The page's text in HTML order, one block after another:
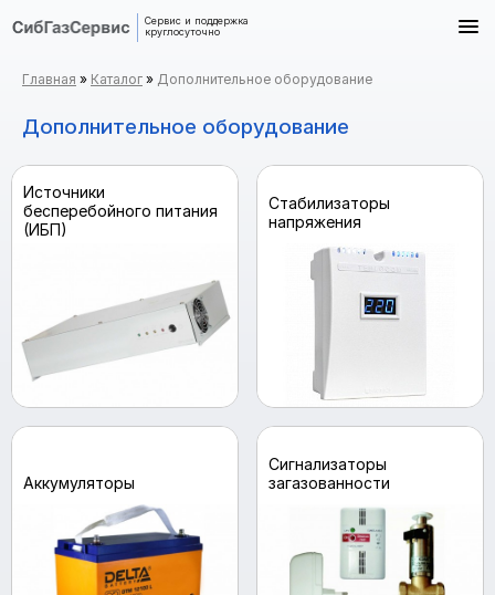
Cервис и поддержка
круглосуточно
Главная » Каталог » Дополнительное оборудование
Дополнительное оборудование
Источники
бесперебойного питания
(ИБП)
Стабилизаторы
напряжения
Аккумуляторы
Сигнализаторы
загазованности